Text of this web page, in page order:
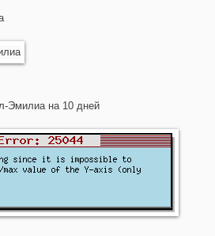
Эмилиа на 10 дней